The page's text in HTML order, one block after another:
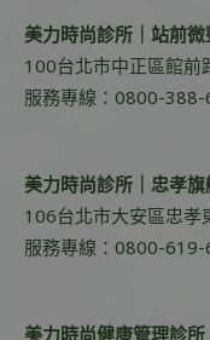
美力時尚診所｜站前微
100台北市中正區館前
服務專線：0800-388-
美力時尚診所｜忠孝旗
106台北市大安區忠
服務專線：0800-619-
美力時尚健康管理診所